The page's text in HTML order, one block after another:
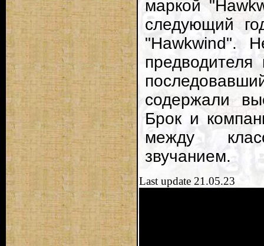
маркой
следующий
"Hawkwind".
содержали
Брок и
между
звучанием.
Last update 21.05.23